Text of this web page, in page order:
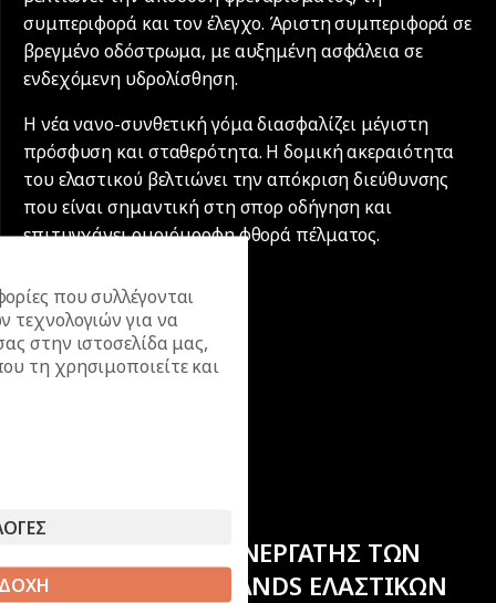
συμπεριφορά και τον έλεγχο. Άριστη συμπεριφορά σε
βρεγμένο οδόστρωμα, με αυξημένη ασφάλεια σε
ενδεχόμενη υδρολίσθηση.
Η νέα νανο-συνθετική γόμα διασφαλίζει μέγιστη
πρόσφυση και σταθερότητα. Η δομική ακεραιότητα
του ελαστικού βελτιώνει την απόκριση διεύθυνσης
που είναι σημαντική στη σπορ οδήγηση και
επιτυγχάνει ομοιόμορφη φθορά πέλματος.
ΕΠΙΣΗΜΟΣ ΣΥΝΕΡΓΑΤΗΣ ΤΩΝ
ΚΟΡΥΦΑΙΩΝ BRANDS ΕΛΑΣΤΙΚΩΝ
που συλλέγονται
τεχνολογιών για να
στην ιστοσελίδα μας,
τη χρησιμοποιείτε και